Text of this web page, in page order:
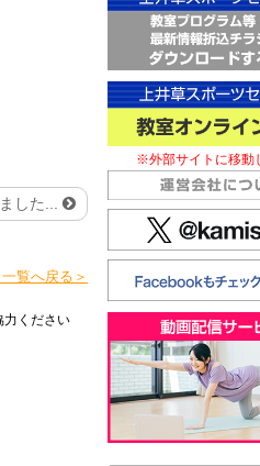
した...
一覧へ戻る＞
力ください
※外部サイトに移動